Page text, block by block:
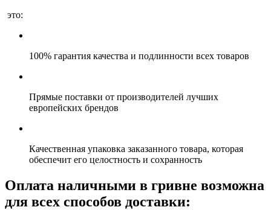
это:
100% гарантия качества и подлинности всех товаров
Прямые поставки от производителей лучших
европейских брендов
Качественная упаковка заказанного товара, которая
обеспечит его целостность и сохранность
Оплата наличными в гривне возможна
для всех способов доставки: